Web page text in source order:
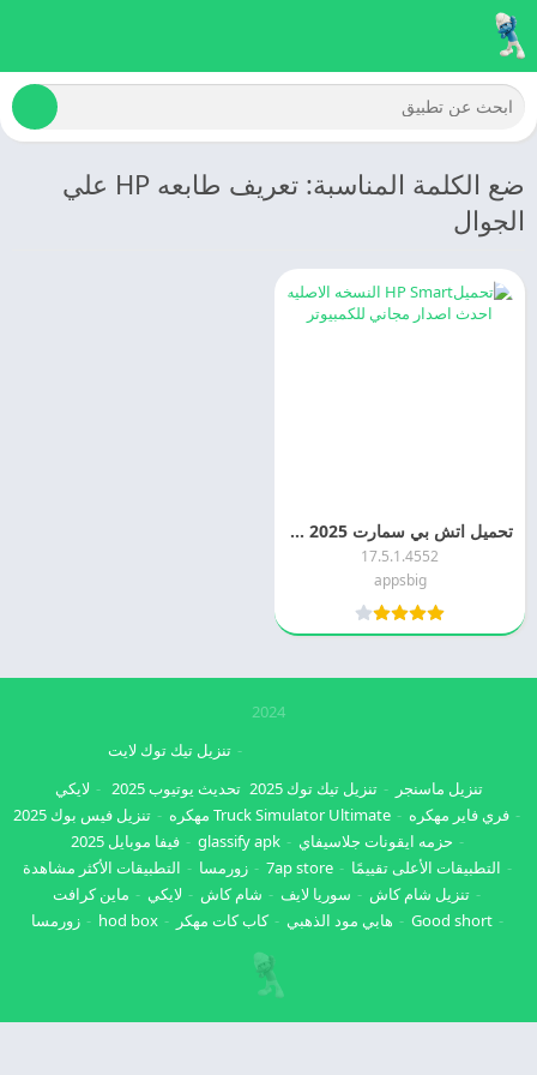
ضع الكلمة المناسبة: تعريف طابعه HP علي
الجوال
تحميل اتش بي سمارت 2025 HP Smart اخر تحديث مجانا
17.5.1.4552
appsbig
2024
تنزيل ماسنجر تنزيل تيك توك 2025
تنزيل تيك توك لايت
تحديث يوتيوب 2025
لايكي
فري فاير مهكره
Truck Simulator Ultimate مهكره
تنزيل فيس بوك 2025
حزمه ايقونات جلاسيفاي
glassify apk
فيفا موبايل 2025
التطبيقات الأعلى تقييمًا
7ap store زورمسا
التطبيقات الأكثر مشاهدة
تنزيل شام كاش
سوريا لايف شام كاش لايكي
ماين كرافت
Good short
هابي مود الذهبي كاب كات مهكر hod box زورمسا